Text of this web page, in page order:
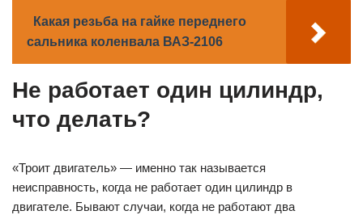
Какая резьба на гайке переднего
сальника коленвала ВАЗ-2106
Не работает один цилиндр,
что делать?
«Троит двигатель» — именно так называется
неисправность, когда не работает один цилиндр в
двигателе. Бывают случаи, когда не работают два